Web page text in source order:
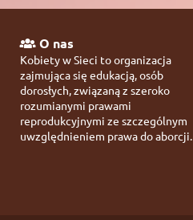
O nas
Kobiety w Sieci to organizacja
zajmująca się edukacją, osób
dorosłych, związaną z szeroko
rozumianymi prawami
reprodukcyjnymi ze szczególnym
uwzględnieniem prawa do aborcji.